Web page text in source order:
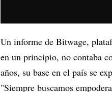
Un informe de Bitwage,
en un principio, no contaba
años, su base en el país se
"Siempre buscamos